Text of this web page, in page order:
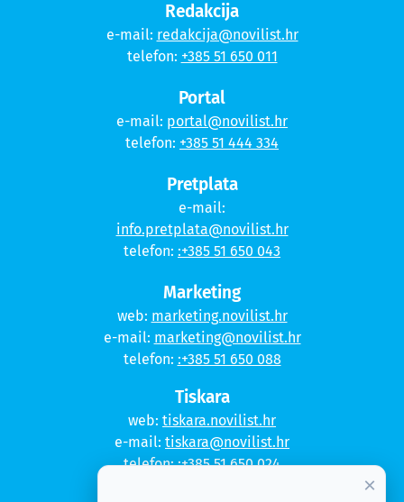
Redakcija
e-mail: redakcija@novilist.hr
telefon: +385 51 650 011
Portal
e-mail: portal@novilist.hr
telefon: +385 51 444 334
Pretplata
e-mail:
info.pretplata@novilist.hr
telefon: :+385 51 650 043
Marketing
web: marketing.novilist.hr
e-mail: marketing@novilist.hr
telefon: :+385 51 650 088
Tiskara
web: tiskara.novilist.hr
e-mail: tiskara@novilist.hr
telefon::+385 51 650 024
×